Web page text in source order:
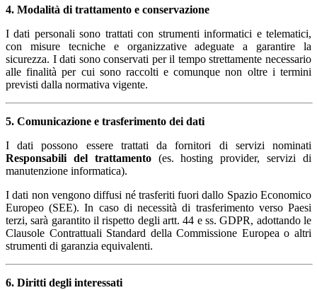
4. Modalità di trattamento e conservazione
I dati personali sono trattati con strumenti informatici e telematici,
con misure tecniche e organizzative adeguate a garantire la
sicurezza. I dati sono conservati per il tempo strettamente necessario
alle finalità per cui sono raccolti e comunque non oltre i termini
previsti dalla normativa vigente.
5. Comunicazione e trasferimento dei dati
I dati possono essere trattati da fornitori di servizi nominati
Responsabili del trattamento(es. hosting provider, servizi di
manutenzione informatica).
I dati non vengono diffusi né trasferiti fuori dallo Spazio Economico
Europeo (SEE). In caso di necessità di trasferimento verso Paesi
terzi, sarà garantito il rispetto degli artt. 44 e ss. GDPR, adottando le
Clausole Contrattuali Standard della Commissione Europea o altri
strumenti di garanzia equivalenti.
6. Diritti degli interessati